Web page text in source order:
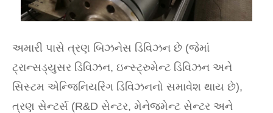
અમારી પાસે ત્રણ બિઝનેસ ડિવિઝન છે (જેમાં
ટ્રાન્સડ્યુસર ડિવિઝન, ઇન્સ્ટ્રુમેન્ટ ડિવિઝન અને
સિસ્ટમ એન્જિનિયરિંગ ડિવિઝનનો સમાવેશ થાય છે),
ત્રણ સેન્ટર્સ (R&D સેન્ટર, મેનેજમેન્ટ સેન્ટર અને